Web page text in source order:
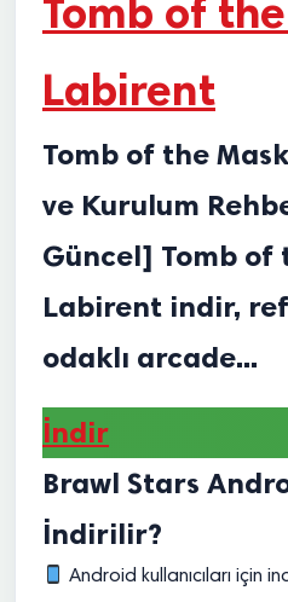
Tomb of
Labirent
Tomb of the
ve Kurulum
Güncel] Tomb of
Labirent indir,
odaklı arcade...
İndir
Brawl Stars
İndirilir?
Android kullanıcıları için